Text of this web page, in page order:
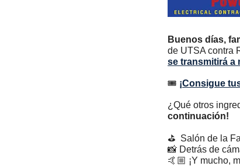
Buenos días,
de UTSA contra
se transmitirá a
🎟️ ¡Consigue
¿Qué otros
continuación!
⛳  Salón de la
📸 Detrás de
🤙🏼 ¡Y mucho,